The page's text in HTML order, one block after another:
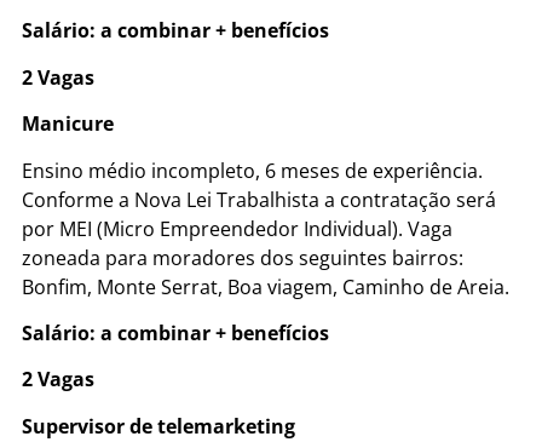
Salário: a combinar + benefícios
2 Vagas
Manicure
Ensino médio incompleto, 6 meses de experiência.
Conforme a Nova Lei Trabalhista a contratação será
por MEI (Micro Empreendedor Individual). Vaga
zoneada para moradores dos seguintes bairros:
Bonfim, Monte Serrat, Boa viagem, Caminho de Areia.
Salário: a combinar + benefícios
2 Vagas
Supervisor de telemarketing